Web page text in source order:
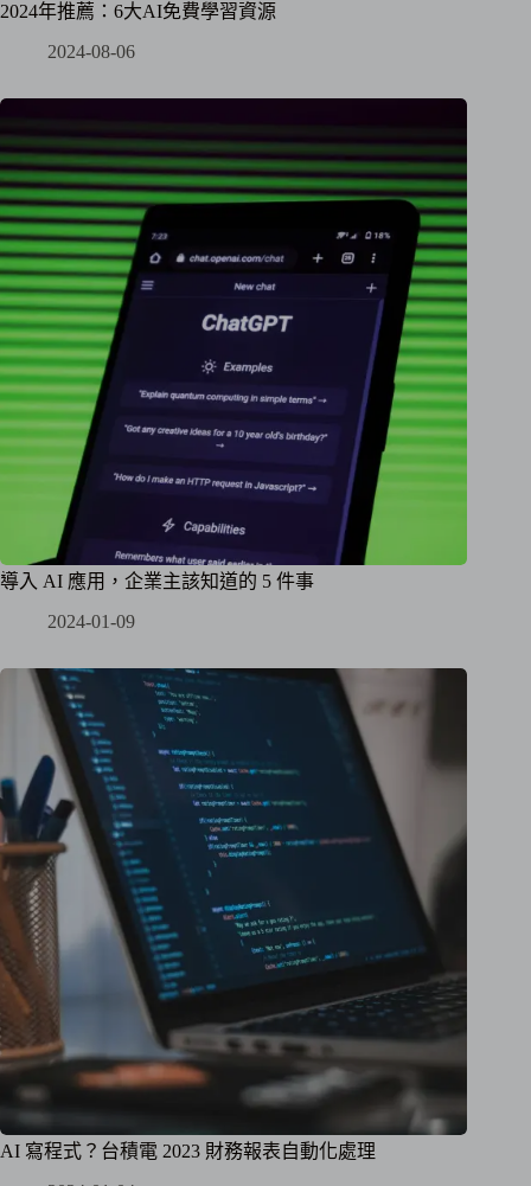
2024年推薦：6大AI免費學習資源
2024-08-06
導入 AI 應用，企業主該知道的 5 件事
2024-01-09
AI 寫程式？台積電 2023 財務報表自動化處理